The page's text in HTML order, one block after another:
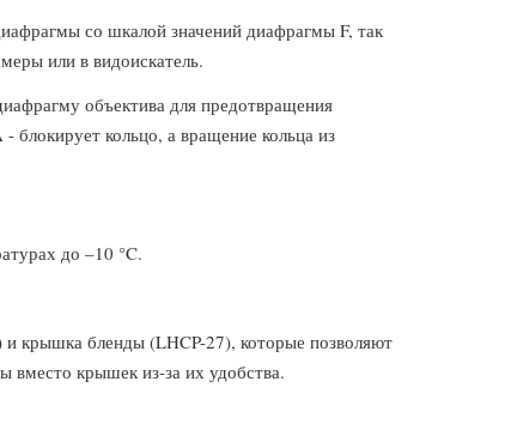
со шкалой значений диафрагмы F, так
или в видоискатель.
объектива для предотвращения
кольцо, а вращение кольца из
до –10 °C.
крышка бленды (LHCP-27), которые позволяют
вместо крышек из-за их удобства.